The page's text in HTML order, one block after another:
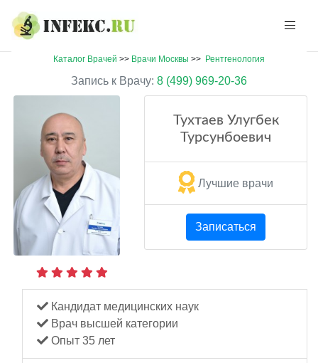
Каталог Врачей >> Врачи Москвы >> Рентгенология
Запись к Врачу: 8 (499) 969-20-36
Тухтаев Улугбек
Турсунбоевич
Лучшие врачи
Записаться
Кандидат медицинских наук
Врач высшей категории
Опыт 35 лет